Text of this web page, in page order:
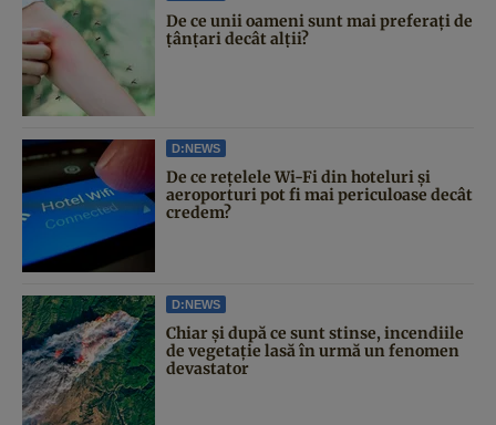
De ce unii oameni sunt mai preferați de
țânțari decât alții?
D:NEWS
De ce rețelele Wi-Fi din hoteluri și
aeroporturi pot fi mai periculoase decât
credem?
D:NEWS
Chiar și după ce sunt stinse, incendiile
de vegetație lasă în urmă un fenomen
devastator